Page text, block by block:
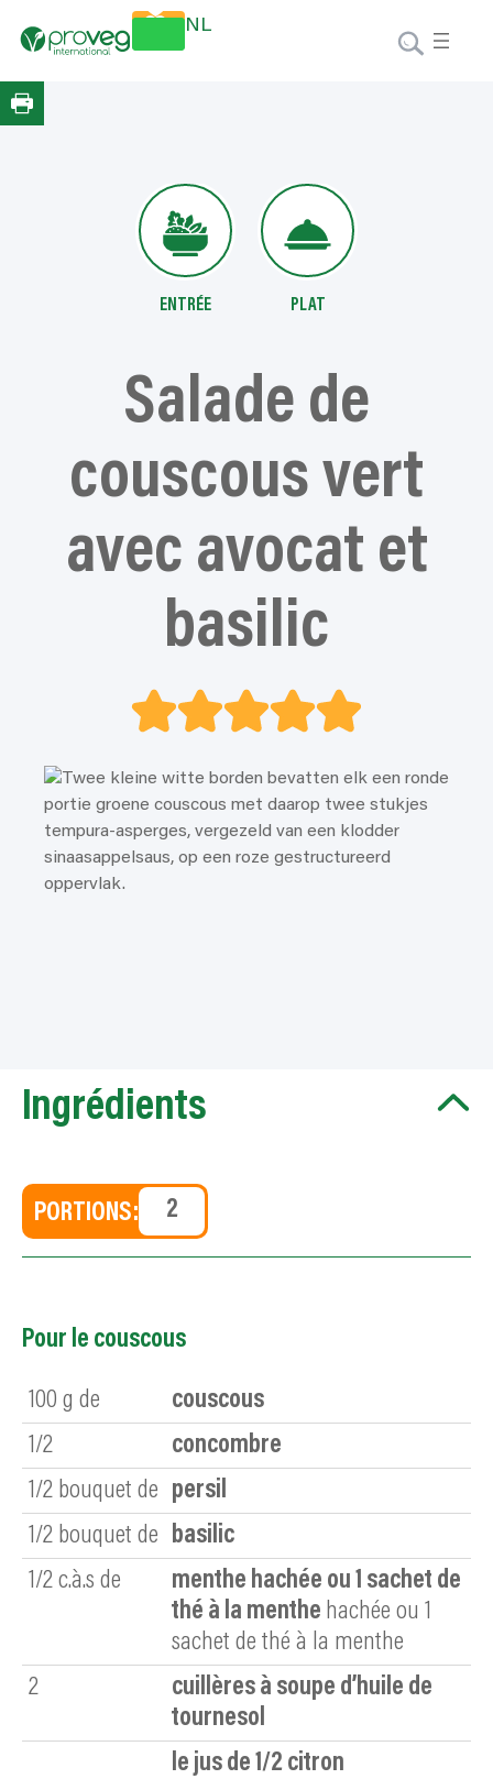
contenu
NL
ENTRÉE PLAT
Salade de
couscous vert
avec avocat et
basilic
Ingrédients
PORTIONS:
Pour le couscous
100 g de
couscous
1/2
concombre
1/2 bouquet de persil
1/2 bouquet de
basilic
1/2 c.à.s de
menthe hachée ou 1 sachet de
thé à la menthe hachée ou 1
sachet de thé à la menthe
2
cuillères à soupe d’huile de
tournesol
le jus de 1/2 citron